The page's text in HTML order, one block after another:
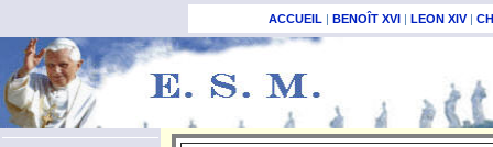
ACCUEIL | BENOÎT XVI | LEON XIV|